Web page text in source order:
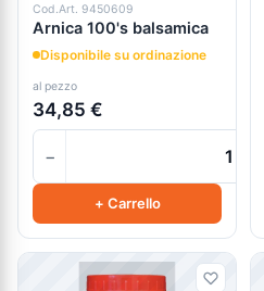
Cod.Art. 9450609
Arnica 100's balsamica
Disponibile su ordinazione
al pezzo
34,85 €
−
+ Carrello